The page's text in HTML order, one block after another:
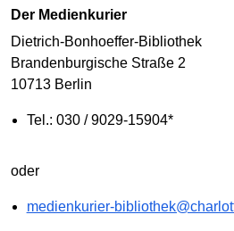
Der Medienkurier
Dietrich-Bonhoeffer-Bibliothek
Brandenburgische Straße 2
10713 Berlin
Tel.: 030 / 9029-15904*
oder
medienkurier-